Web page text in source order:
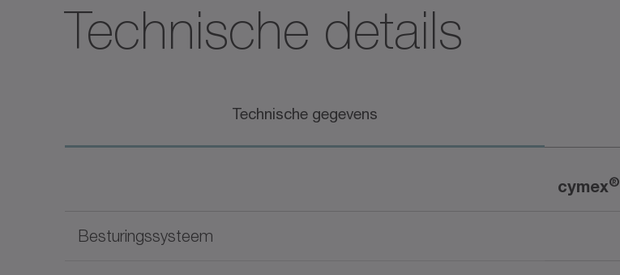
Technische details
Technische gegevens
cymex®
Besturingssysteem